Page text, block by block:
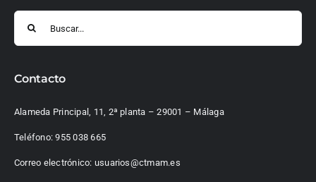
Contacto
Alameda Principal, 11, 2ª planta – 29001 – Málaga
Teléfono:955 038 665
Correo electrónico: usuarios@ctmam.es